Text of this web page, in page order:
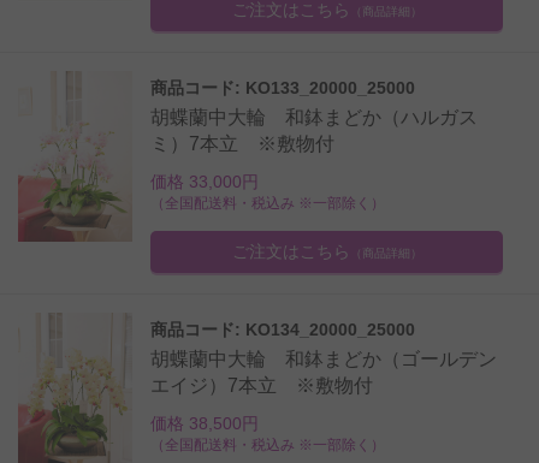
ご注文はこちら （商品詳細）
商品コード: KO133_20000_25000
胡蝶蘭中大輪 和鉢まどか（ハルガス
ミ）7本立 ※敷物付
価格 33,000円
（全国配送料・税込み ※一部除く）
ご注文はこちら （商品詳細）
商品コード: KO134_20000_25000
胡蝶蘭中大輪 和鉢まどか（ゴールデン
エイジ）7本立 ※敷物付
価格 38,500円
（全国配送料・税込み ※一部除く）